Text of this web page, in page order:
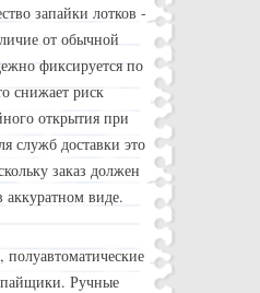
запайки лотков -
от обычной
фиксируется по
снижает риск
открытия при
служб доставки это
заказ должен
аккуратном виде.
Ручные